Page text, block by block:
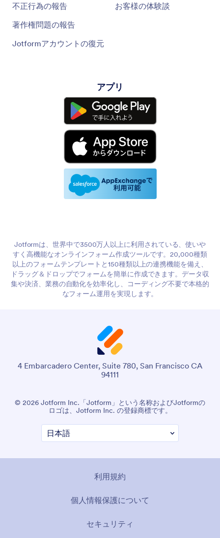
不正行為の報告
著作権問題の報告
Jotformアカウントの復元
お客様の体験談
アプリ
Jotformは、世界中で3500万人以上に利用されている、使いや
すく高機能なオンラインフォーム作成ツールです。20,000種類
以上のフォームテンプレートと150種類以上の連携機能を備え、
ドラッグ＆ドロップでフォームを簡単に作成できます。データ収
集や決済、業務の自動化を効率化し、コーディング不要で本格的
なフォーム運用を実現します。
4 Embarcadero Center, Suite 780, San Francisco CA
94111
© 2026 Jotform Inc.「Jotform」という名称およびJotformの
ロゴは、Jotform Inc. の登録商標です。
利用規約
個人情報保護について
セキュリティ